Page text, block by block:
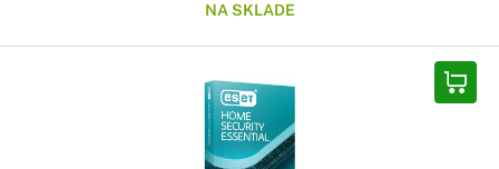
NA SKLADE